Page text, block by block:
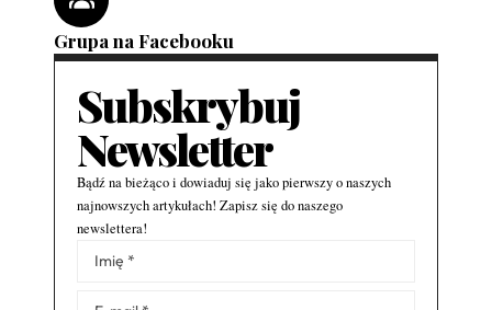
Grupa na Facebooku
Subskrybuj
Newsletter
Bądź na bieżąco i dowiaduj się jako pierwszy o naszych
najnowszych artykułach! Zapisz się do naszego
newslettera!
Alternative: